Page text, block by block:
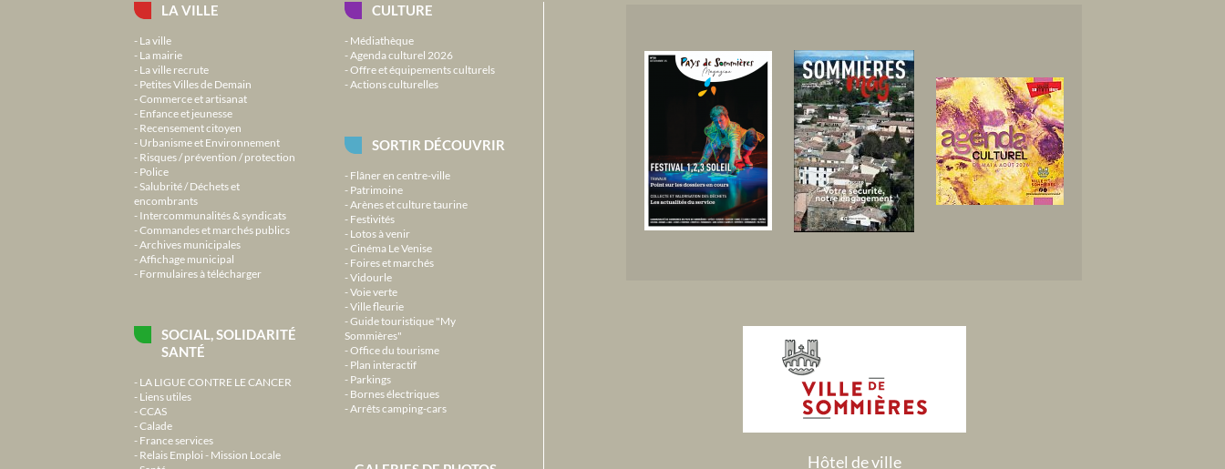
LA VILLE
La ville
La mairie
La ville recrute
Petites Villes de Demain
Commerce et artisanat
Enfance et jeunesse
Recensement citoyen
Urbanisme et Environnement
Risques / prévention / protection
Police
Salubrité / Déchets et
encombrants
Intercommunalités & syndicats
Commandes et marchés publics
Archives municipales
Affichage municipal
Formulaires à télécharger
SOCIAL, SOLIDARITÉ
SANTÉ
LA LIGUE CONTRE LE CANCER
Liens utiles
CCAS
Calade
France services
Relais Emploi - Mission Locale
CULTURE
Médiathèque
Agenda culturel 2026
Offre et équipements culturels
Actions culturelles
SORTIR DÉCOUVRIR
Flâner en centre-ville
Patrimoine
Arènes et culture taurine
Festivités
Lotos à venir
Cinéma Le Venise
Foires et marchés
Vidourle
Voie verte
Ville fleurie
Guide touristique "My
Sommières"
Office du tourisme
Plan interactif
Parkings
Bornes électriques
Arrêts camping-cars
Hôtel de ville